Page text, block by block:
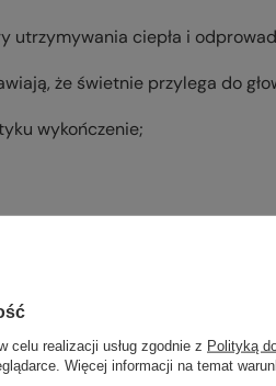
ciepła i
że świetnie przylega do
wykończenie;
celu realizacji usług zgodnie z Polityką
Więcej informacji na temat